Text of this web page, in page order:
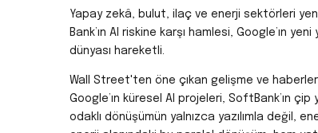
Yapay zekâ, bulut, ilaç ve enerji sektörleri
Bank’ın AI riskine karşı hamlesi, Google’ın
dünyası hareketli.
Wall Street'ten öne çıkan gelişme ve
Google’ın küresel AI projeleri, SoftBank’ın
odaklı dönüşümün yalnızca yazılımla değil,